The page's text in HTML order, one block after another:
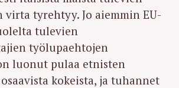
tyrehtyy. Jo aiemmin EU-
tulevien
työlupaehtojen
luonut pulaa etnisten
kokeista, ja tuhannet